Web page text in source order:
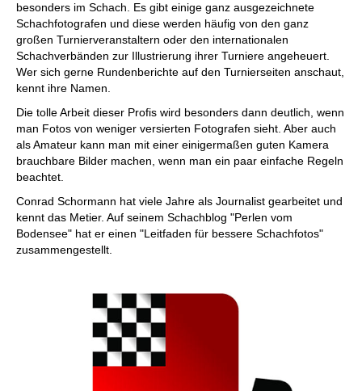
besonders im Schach. Es gibt einige ganz ausgezeichnete
Schachfotografen und diese werden häufig von den ganz
großen Turnierveranstaltern oder den internationalen
Schachverbänden zur Illustrierung ihrer Turniere angeheuert.
Wer sich gerne Rundenberichte auf den Turnierseiten anschaut,
kennt ihre Namen.
Die tolle Arbeit dieser Profis wird besonders dann deutlich, wenn
man Fotos von weniger versierten Fotografen sieht. Aber auch
als Amateur kann man mit einer einigermaßen guten Kamera
brauchbare Bilder machen, wenn man ein paar einfache Regeln
beachtet.
Conrad Schormann hat viele Jahre als Journalist gearbeitet und
kennt das Metier. Auf seinem Schachblog "Perlen vom
Bodensee" hat er einen "Leitfaden für bessere Schachfotos"
zusammengestellt.